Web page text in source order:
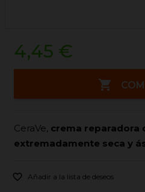
4,45 €

CeraVe, crema reparadora
extremadamente seca y
 Añadir a la lista de deseos